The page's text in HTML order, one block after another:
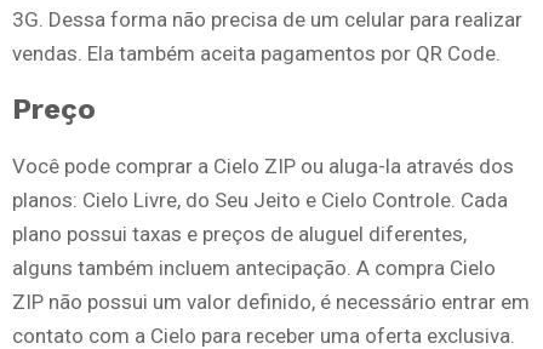
3G. Dessa forma não precisa de um celular para realizar
vendas. Ela também aceita pagamentos por QR Code.
Preço
Você pode comprar a Cielo ZIP ou aluga-la através dos
planos: Cielo Livre, do Seu Jeito e Cielo Controle. Cada
plano possui taxas e preços de aluguel diferentes,
alguns também incluem antecipação. A compra Cielo
ZIP não possui um valor definido, é necessário entrar em
contato com a Cielo para receber uma oferta exclusiva.